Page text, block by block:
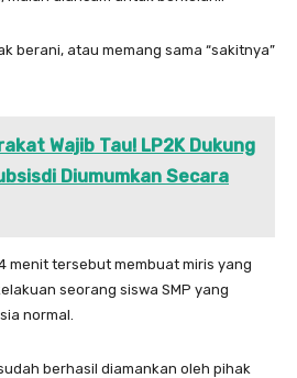
berani, atau memang sama “sakitnya”
Wajib Tau! LP2K Dukung
Diumumkan Secara
menit tersebut membuat miris yang
seorang siswa SMP yang
normal.
berhasil diamankan oleh pihak